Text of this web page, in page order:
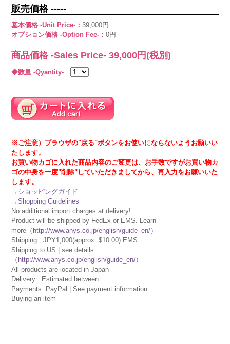
販売価格 -----
基本価格 -Unit Price-：39,000円
オプション価格 -Option Fee-：0円
商品価格 -Sales Price-39,000 円(税別)
◆数量 -Qyantity-
※ご注意）ブラウザの"戻る"ボタンをお使いにならないようお願いい
たします。
お買い物カゴに入れた商品内容のご変更は、お手数ですがお買い物カ
ゴの中身を一度"削除"していただきましてから、再入力をお願いいた
します。
→ ショッピングガイド
→Shopping Guidelines
No additional import charges at delivery!
Product will be shipped by FedEx or EMS. Learn
more（ http://www.anys.co.jp/english/guide_en/）
Shipping : JPY1,000(approx. $10.00) EMS
Shipping to US | see details
（ http://www.anys.co.jp/english/guide_en/）
All products are located in Japan
Delivery : Estimated between
Payments: PayPal | See payment information
Buying an item